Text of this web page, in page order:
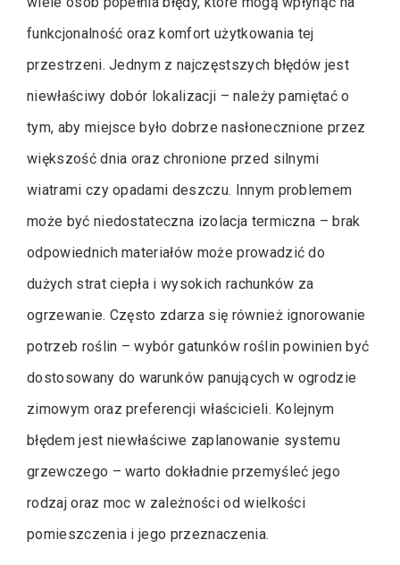
funkcjonalność oraz komfort użytkowania tej
przestrzeni. Jednym z najczęstszych błędów jest
niewłaściwy dobór lokalizacji – należy pamiętać o
tym, aby miejsce było dobrze nasłonecznione przez
większość dnia oraz chronione przed silnymi
wiatrami czy opadami deszczu. Innym problemem
może być niedostateczna izolacja termiczna – brak
odpowiednich materiałów może prowadzić do
dużych strat ciepła i wysokich rachunków za
ogrzewanie. Często zdarza się również ignorowanie
potrzeb roślin – wybór gatunków roślin powinien być
dostosowany do warunków panujących w ogrodzie
zimowym oraz preferencji właścicieli. Kolejnym
błędem jest niewłaściwe zaplanowanie systemu
grzewczego – warto dokładnie przemyśleć jego
rodzaj oraz moc w zależności od wielkości
pomieszczenia i jego przeznaczenia.